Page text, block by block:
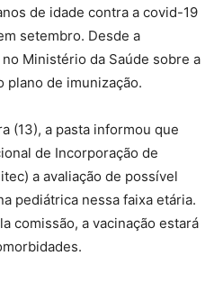
de idade contra a covid-19
setembro. Desde a
Ministério da Saúde sobre a
plano de imunização.
(13), a pasta informou que
de Incorporação de
a avaliação de possível
pediátrica nessa faixa etária.
comissão, a vacinação estará